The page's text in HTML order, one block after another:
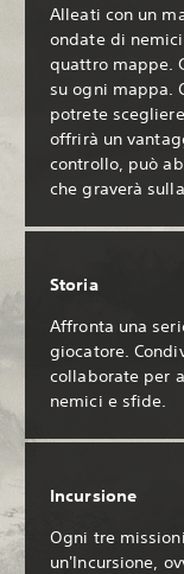
Alleati con un
ondate di
quattro mappe.
su ogni mappa.
potrete
offrirà un
controllo, può
che graverà
Storia
Affronta una
giocatore.
collaborate per
nemici e sfide.
Incursione
Ogni tre
un'Incursione,